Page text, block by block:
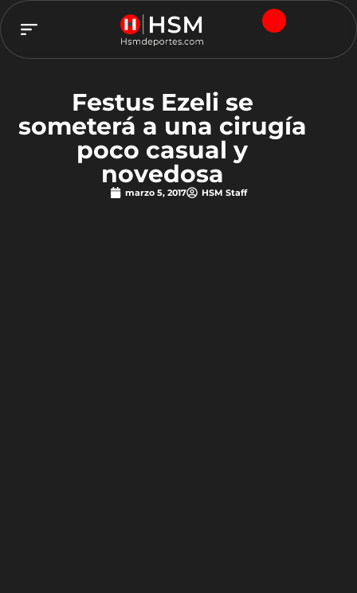
Festus Ezeli se
someterá a una cirugía
poco casual y
novedosa
marzo 5, 2017 HSM Staff